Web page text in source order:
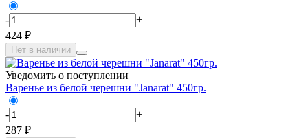
-
+
424 ₽
Нет в наличии
Уведомить о поступлении
Варенье из белой черешни "Janarat" 450гр.
-
+
287 ₽